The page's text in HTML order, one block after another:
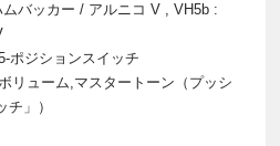
バッカー / アルニコ V , VH5b :
ポジションスイッチ
リューム,マスタートーン（プッシ
」）